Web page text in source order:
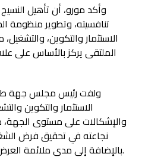
وأكد مورو، أن تأهيل
تنافسيته، وتطوير منظومة
الاستثمار والتكوين،
الملتقى يركز بالأساس على
ولفت رئيس مجلس جهة
الاستثمار والتكوين
والإشكالات على مستوى الجهة،
نجاعته في تحقيق فرض
بالإضافة إلى مدى ملائمة العرض التكويني لواقع سوق الشغل.